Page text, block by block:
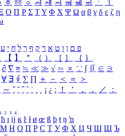
ㆄ ㆅ ㆆ ㆇ ㆈ ㆉ ㆊ ㆋ ㆌ ㆍ
ㆎ
Ο Π Ρ Σ ΤΥ Φ Χ Ψ Ω α β γ δ ε ζ η
פ ם ן ו ט א ר ק ף ך ל ח י ע
【 】 ＂ （ ） ［ ］ ｛ ｝
∂ ∇ ≡ ≒ ≪ ≫ √ ∽ ∝ ∵ ∫ ∬ ∈ ∋
∀ ∃ ∮ ∑ ∏ ＋ － ＜ ＝
＞
～ ˇ ˘ ˝ ˚ ˙ ¸ ¡ ¿ ː ！ ＇ ， ． ／
：
₁ ₂ ₃ ₄
ħ ı ĳ ĸ ŀ ł ø œ ß þ ŧ ŋ ŉ
М Н О П Р С Т У Ф Х Ц Ч Ш Щ Ъ